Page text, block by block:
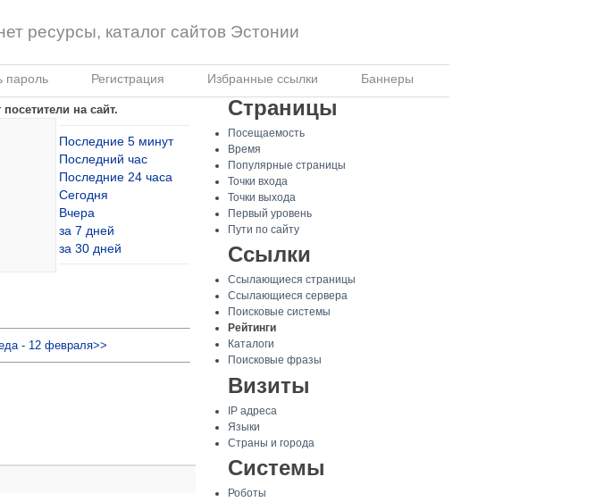
ресурсы, каталог сайтов Эстонии
пароль Регистрация Избранные ссылки Баннеры
на сайт.
Последние 5 минут
Последний час
Последние 24 часа
Сегодня
Вчера
за 7 дней
за 30 дней
- 12 февраля>>
Страницы
Посещаемость
Время
Популярные страницы
Точки входа
Точки выхода
Первый уровень
Пути по сайту
Ссылки
Ссылающиеся страницы
Ссылающиеся сервера
Поисковые системы
Рейтинги
Каталоги
Поисковые фразы
Визиты
IP адреса
Языки
Страны и города
Системы
Роботы